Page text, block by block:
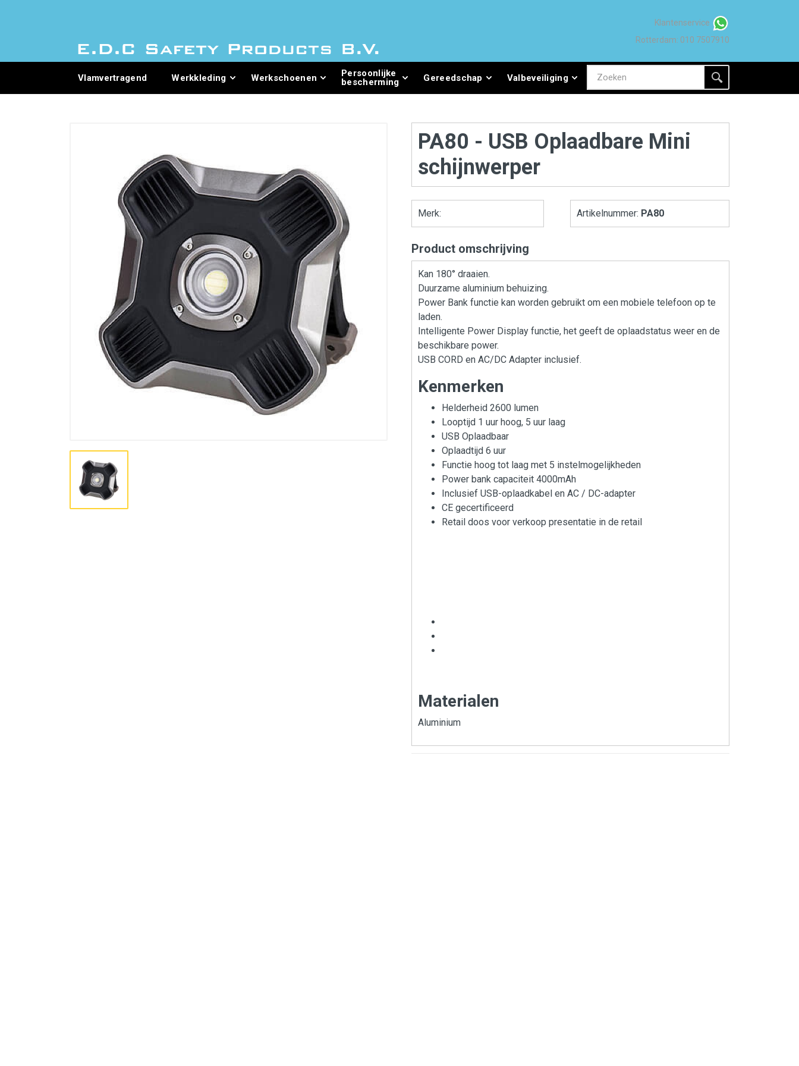
Klantenservice
Rotterdam: 010 7507910
Vlamvertragend Werkkleding Werkschoenen
Persoonlijke
bescherming
Gereedschap Valbeveiliging
PA80 - USB Oplaadbare Mini
schijnwerper
Merk: Artikelnummer: PA80
Product omschrijving
Kan 180° draaien.
Duurzame aluminium behuizing.
Power Bank functie kan worden gebruikt om een mobiele telefoon op te
laden.
Intelligente Power Display functie, het geeft de oplaadstatus weer en de
beschikbare power.
USB CORD en AC/DC Adapter inclusief.
Kenmerken
Helderheid 2600 lumen
Looptijd 1 uur hoog, 5 uur laag
USB Oplaadbaar
Oplaadtijd 6 uur
Functie hoog tot laag met 5 instelmogelijkheden
Power bank capaciteit 4000mAh
Inclusief USB-oplaadkabel en AC / DC-adapter
CE gecertificeerd
Retail doos voor verkoop presentatie in de retail
Materialen
Aluminium